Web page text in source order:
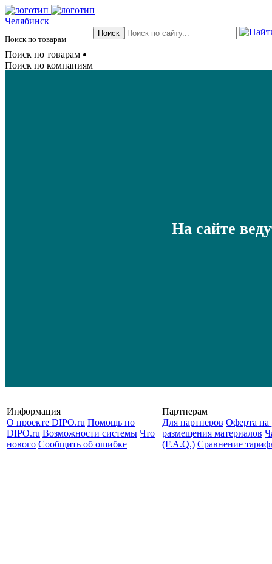
Челябинск
Поиск по товарам
Поиск по товарам
Поиск по компаниям
На сайте
Информация
О проекте DIPO.ru Помощь по
DIPO.ru Возможности системы Что
нового Сообщить об ошибке
Партнерам
Для партнеров Оферта на
размещения материалов
(F.A.Q.) Cравнение